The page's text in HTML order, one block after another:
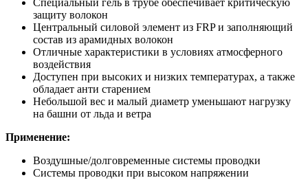
Специальный гель в трубе обеспечивает критическую
защиту волокон
Центральный силовой элемент из FRP и заполняющий
состав из арамидных волокон
Отличные характеристики в условиях атмосферного
воздействия
Доступен при высоких и низких температурах, а также
обладает анти старением
Небольшой вес и малый диаметр уменьшают нагрузку
на башни от льда и ветра
Применение:
Воздушные/долговременные системы проводки
Системы проводки при высоком напряжении